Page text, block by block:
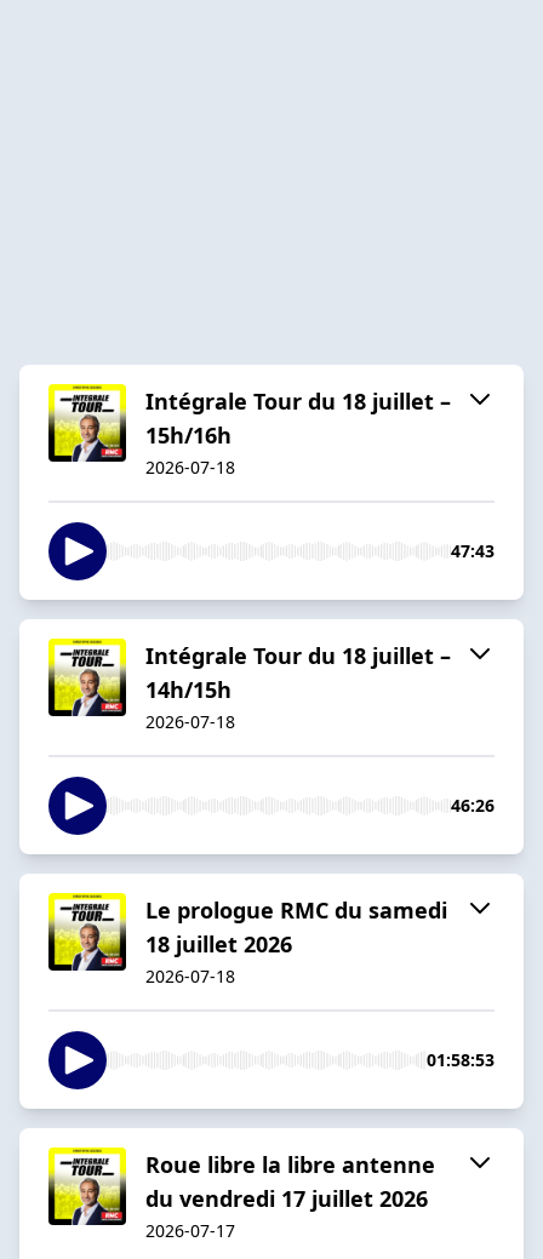
Intégrale Tour du 18 juillet –
15h/16h
2026-07-18
47:43
Intégrale Tour du 18 juillet –
14h/15h
2026-07-18
46:26
Le prologue RMC du samedi
18 juillet 2026
2026-07-18
01:58:53
Roue libre la libre antenne
du vendredi 17 juillet 2026
2026-07-17